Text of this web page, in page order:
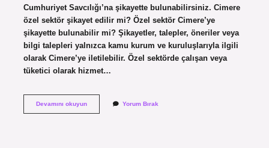
Cumhuriyet Savcılığı’na şikayette bulunabilirsiniz. Cimere
özel sektör şikayet edilir mi? Özel sektör Cimere’ye
şikayette bulunabilir mi? Şikayetler, talepler, öneriler veya
bilgi talepleri yalnızca kamu kurum ve kuruluşlarıyla ilgili
olarak Cimere’ye iletilebilir. Özel sektörde çalışan veya
tüketici olarak hizmet…
Devamını okuyunIşini
Yorum Bırak